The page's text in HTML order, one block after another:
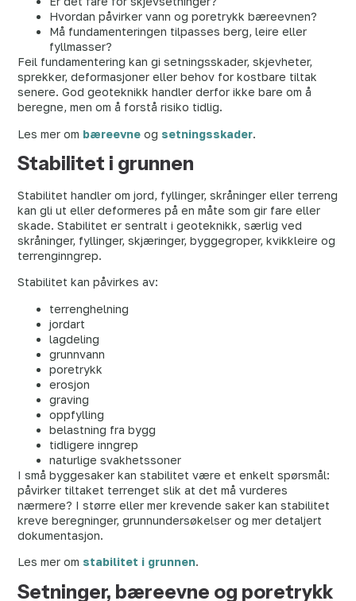
Hvordan påvirker vann og poretrykk bæreevnen?
Må fundamenteringen tilpasses berg, leire eller
fyllmasser?
Feil fundamentering kan gi setningsskader, skjevheter,
sprekker, deformasjoner eller behov for kostbare tiltak
senere. God geoteknikk handler derfor ikke bare om å
beregne, men om å forstå risiko tidlig.
Les mer om bæreevne og setningsskader.
Stabilitet i grunnen
Stabilitet handler om jord, fyllinger, skråninger eller terreng
kan gli ut eller deformeres på en måte som gir fare eller
skade. Stabilitet er sentralt i geoteknikk, særlig ved
skråninger, fyllinger, skjæringer, byggegroper, kvikkleire og
terrenginngrep.
Stabilitet kan påvirkes av:
terrenghelning
jordart
lagdeling
grunnvann
poretrykk
erosjon
graving
oppfylling
belastning fra bygg
tidligere inngrep
naturlige svakhetssoner
I små byggesaker kan stabilitet være et enkelt spørsmål:
påvirker tiltaket terrenget slik at det må vurderes
nærmere? I større eller mer krevende saker kan stabilitet
kreve beregninger, grunnundersøkelser og mer detaljert
dokumentasjon.
Les mer om stabilitet i grunnen.
Setninger, bæreevne og poretrykk